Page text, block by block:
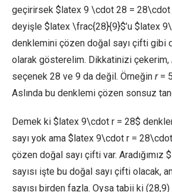
geçirirsek $latex 9 \cdot 28 = 28\cdot
deyişle $latex \frac{28}{9}$’u $latex
denklemini çözen doğal sayı çifti gibi
olarak gösterelim. Dikkatinizi çekerim,
seçenek 28 ve 9 da değil. Örneğin r=
Aslında bu denklemi çözen sonsuz
Demek ki $latex 9\cdot r = 28$
sayı yok ama $latex 9\cdot r =
çözen doğal sayı çifti var.
sayısı işte bu doğal sayı çifti olacak,
sayısı birden fazla. Oysa tabii ki